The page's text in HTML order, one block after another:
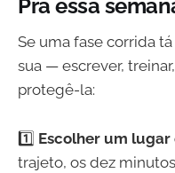
Pra essa
Se uma fase corrida
sua — escrever,
protegê-la:
1️⃣ Escolher um lugar
trajeto, os dez